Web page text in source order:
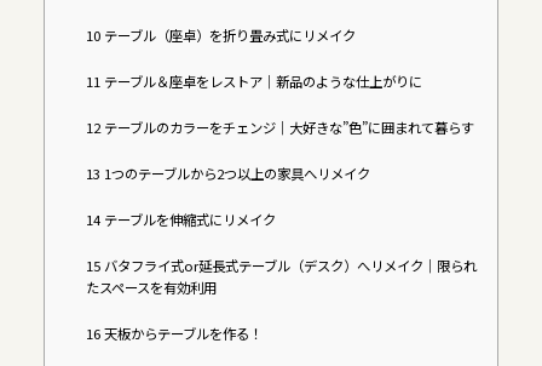
10テーブル（座卓）を折り畳み式にリメイク
11 テーブル＆座卓をレストア｜新品のような仕上がりに
12テーブルのカラーをチェンジ｜大好きな”色”に囲まれて暮らす
13 1つのテーブルから2つ以上の家具へリメイク
14テーブルを伸縮式にリメイク
15バタフライ式or延長式テーブル（デスク）へリメイク｜限られ
たスペースを有効利用
16天板からテーブルを作る！